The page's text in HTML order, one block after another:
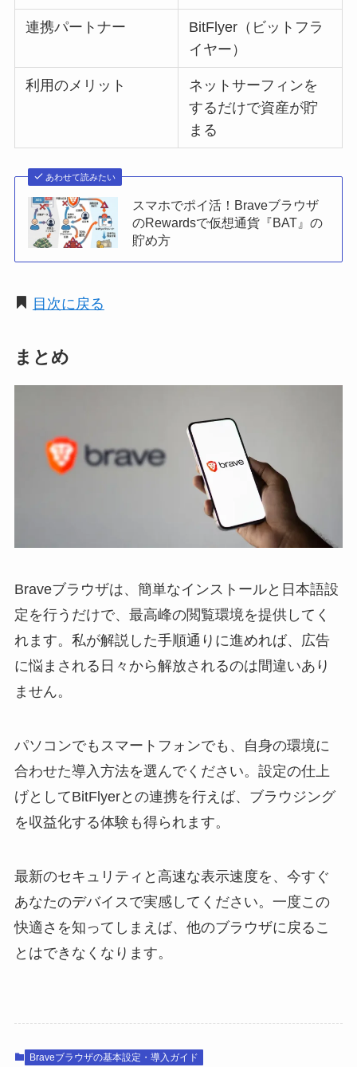
連携パートナー
BitFlyer（ビットフラ
イヤー）
利用のメリット
ネットサーフィンを
するだけで資産が貯
まる
あわせて読みたい
スマホでポイ活！Braveブラウザ
のRewardsで仮想通貨『BAT』の
貯め方
目次に戻る
まとめ
Braveブラウザは、簡単なインストールと日本語設
定を行うだけで、最高峰の閲覧環境を提供してく
れます。私が解説した手順通りに進めれば、広告
に悩まされる日々から解放されるのは間違いあり
ません。
パソコンでもスマートフォンでも、自身の環境に
合わせた導入方法を選んでください。設定の仕上
げとしてBitFlyerとの連携を行えば、ブラウジング
を収益化する体験も得られます。
最新のセキュリティと高速な表示速度を、今すぐ
あなたのデバイスで実感してください。一度この
快適さを知ってしまえば、他のブラウザに戻るこ
とはできなくなります。
Braveブラウザの基本設定・導入ガイド